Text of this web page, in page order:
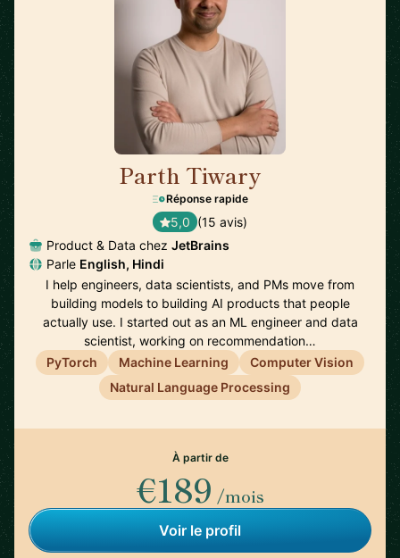
Parth Tiwary
Réponse rapide
5,0 (15 avis)
Product & Data chez JetBrains
Parle English, Hindi
I help engineers, data scientists, and PMs move from
building models to building AI products that people
actually use. I started out as an ML engineer and data
scientist, working on recommendation…
PyTorch
Machine Learning
Computer Vision
Natural Language Processing
À partir de
€189 /mois
Voir le profil